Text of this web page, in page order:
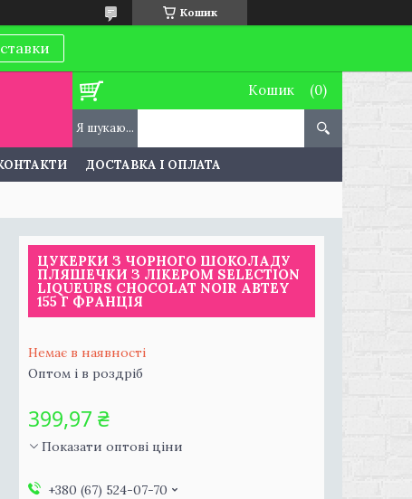
Кошик
Кошик
ДОСТАВКА І ОПЛАТА
ЦУКЕРКИ З ЧОРНОГО ШОКОЛАДУ
ПЛЯШЕЧКИ З ЛІКЕРОМ SELECTION
LIQUEURS CHOCOLAT NOIR ABTEY
155 Г ФРАНЦІЯ
Немає в наявності
Оптом і в роздріб
399,97 ₴
Показати оптові ціни
+380 (67) 524-07-70